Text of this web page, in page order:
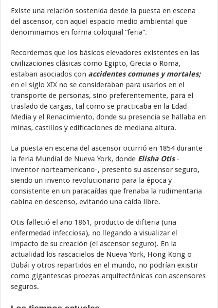
Existe una relación sostenida desde la puesta en escena
del ascensor, con aquel espacio medio ambiental que
denominamos en forma coloquial “feria”.
Recordemos que los básicos elevadores existentes en las
civilizaciones clásicas como Egipto, Grecia o Roma,
estaban asociados con accidentes comunes y mortales;
en el siglo XIX no se consideraban para usarlos en el
transporte de personas, sino preferentemente, para el
traslado de cargas, tal como se practicaba en la Edad
Media y el Renacimiento, donde su presencia se hallaba en
minas, castillos y edificaciones de mediana altura.
La puesta en escena del ascensor ocurrió en 1854 durante
la feria Mundial de Nueva York, donde Elisha Otis-
inventor norteamericano-, presento su ascensor seguro,
siendo un invento revolucionario para la época y
consistente en un paracaídas que frenaba la rudimentaria
cabina en descenso, evitando una caída libre.
Otis falleció el año 1861, producto de difteria (una
enfermedad infecciosa), no llegando a visualizar el
impacto de su creación (el ascensor seguro). En la
actualidad los rascacielos de Nueva York, Hong Kong o
Dubái y otros repartidos en el mundo, no podrían existir
como gigantescas proezas arquitectónicas con ascensores
seguros.